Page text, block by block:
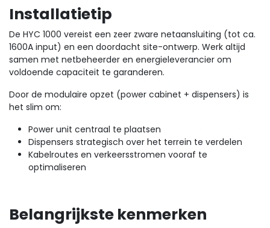
Installatietip
De HYC 1000 vereist een zeer zware netaansluiting (tot ca.
1600A input) en een doordacht site-ontwerp. Werk altijd
samen met netbeheerder en energieleverancier om
voldoende capaciteit te garanderen.
Door de modulaire opzet (power cabinet + dispensers) is
het slim om:
Power unit centraal te plaatsen
Dispensers strategisch over het terrein te verdelen
Kabelroutes en verkeersstromen vooraf te
optimaliseren
Belangrijkste kenmerken